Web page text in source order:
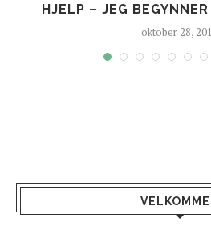
HJELP – JEG
oktober 28,